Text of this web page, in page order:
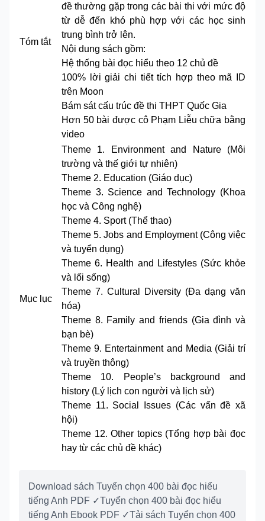
Tóm tắt
đề thường gặp trong các bài thi với mức độ
từ dễ đến khó phù hợp với các học sinh
trung bình trở lên.
Nội dung sách gồm:
Hệ thống bài đọc hiểu theo 12 chủ đề
100% lời giải chi tiết tích hợp theo mã ID
trên Moon
Bám sát cấu trúc đề thi THPT Quốc Gia
Hơn 50 bài được cô Phạm Liễu chữa bằng
video
Mục lục
Theme 1. Environment and Nature (Môi
trường và thế giới tự nhiên)
Theme 2. Education (Giáo dục)
Theme 3. Science and Technology (Khoa
học và Công nghệ)
Theme 4. Sport (Thể thao)
Theme 5. Jobs and Employment (Công việc
và tuyển dụng)
Theme 6. Health and Lifestyles (Sức khỏe
và lối sống)
Theme 7. Cultural Diversity (Đa dạng văn
hóa)
Theme 8. Family and friends (Gia đình và
bạn bè)
Theme 9. Entertainment and Media (Giải trí
và truyền thông)
Theme 10. People’s background and
history (Lý lịch con người và lịch sử)
Theme 11. Social Issues (Các vấn đề xã
hội)
Theme 12. Other topics (Tổng hợp bài đọc
hay từ các chủ đề khác)
Download sách Tuyển chọn 400 bài đọc hiểu
tiếng Anh PDF ✓Tuyển chọn 400 bài đọc hiểu
tiếng Anh Ebook PDF ✓Tải sách Tuyển chọn 400